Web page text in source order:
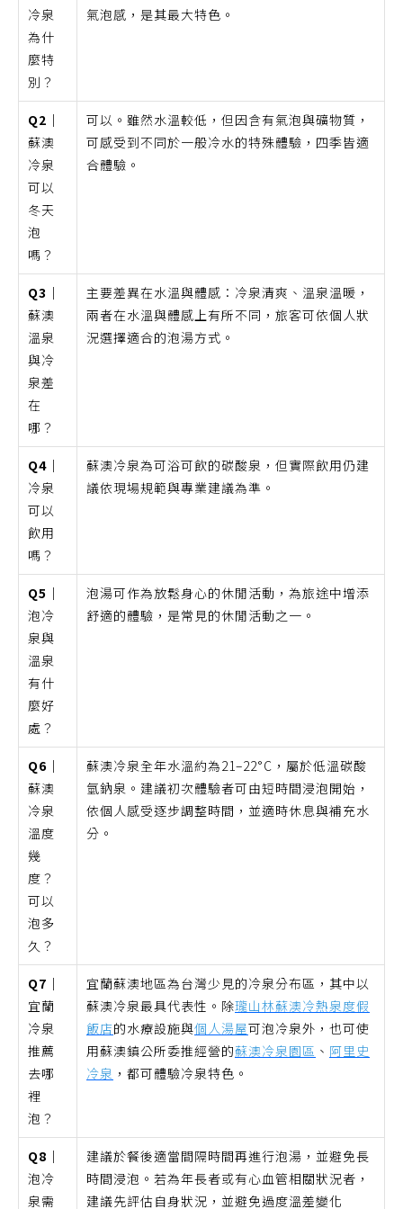
冷泉
為什
麼特
別？
氣泡感，是其最大特色。
Q2｜
蘇澳
冷泉
可以
冬天
泡
嗎？
可以。雖然水溫較低，但因含有氣泡與礦物質，
可感受到不同於一般冷水的特殊體驗，四季皆適
合體驗。
Q3｜
蘇澳
溫泉
與冷
泉差
在
哪？
主要差異在水溫與體感：冷泉清爽、溫泉溫暖，
兩者在水溫與體感上有所不同，旅客可依個人狀
況選擇適合的泡湯方式。
Q4｜
冷泉
可以
飲用
嗎？
蘇澳冷泉為可浴可飲的碳酸泉，但實際飲用仍建
議依現場規範與專業建議為準。
Q5｜
泡冷
泉與
溫泉
有什
麼好
處？
泡湯可作為放鬆身心的休閒活動，為旅途中增添
舒適的體驗，是常見的休閒活動之一。
Q6｜
蘇澳
冷泉
溫度
幾
度？
可以
泡多
久？
蘇澳冷泉全年水溫約為21–22°C，屬於低溫碳酸
氫鈉泉。建議初次體驗者可由短時間浸泡開始，
依個人感受逐步調整時間，並適時休息與補充水
分。
Q7｜
宜蘭
冷泉
推薦
去哪
裡
泡？
宜蘭蘇澳地區為台灣少見的冷泉分布區，其中以
蘇澳冷泉最具代表性。除瓏山林蘇澳冷熱泉度假
飯店的水療設施與個人湯屋可泡冷泉外，也可使
用蘇澳鎮公所委推經營的蘇澳冷泉園區 、 阿里史
冷泉 ，都可體驗冷泉特色。
Q8｜
泡冷
泉需
建議於餐後適當間隔時間再進行泡湯，並避免長
時間浸泡。若為年長者或有心血管相關狀況者，
建議先評估自身狀況，並避免過度溫差變化